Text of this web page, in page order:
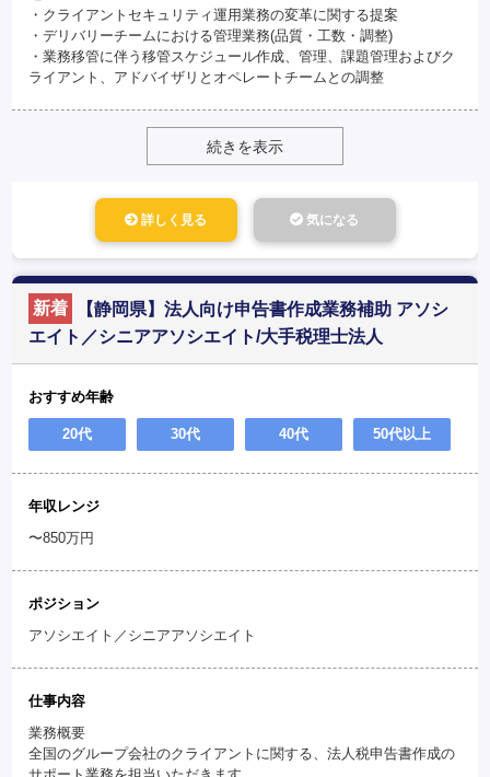
・クライアントセキュリティ運用業務の変革に関する提案
・デリバリーチームにおける管理業務(品質・工数・調整)
・業務移管に伴う移管スケジュール作成、管理、課題管理およびク
ライアント、アドバイザリとオペレートチームとの調整
続きを表示
詳しく見る 気になる
新着
【静岡県】法人向け申告書作成業務補助 アソシ
エイト／シニアアソシエイト/大手税理士法人
おすすめ年齢
20代 30代 40代 50代以上
年収レンジ
〜850万円
ポジション
アソシエイト／シニアアソシエイト
仕事内容
業務概要
全国のグループ会社のクライアントに関する、法人税申告書作成の